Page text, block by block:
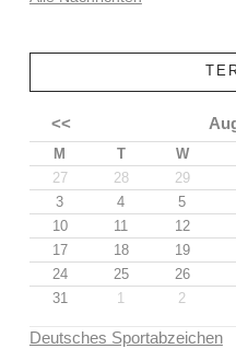
<<
M T W
27
28 29
3
4 5
10
11 12
17
18 19
24
25 26
31
1 2
Deutsches Sportabzeichen